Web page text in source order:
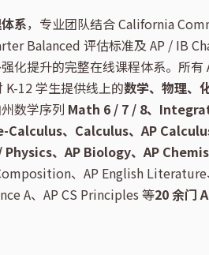
系，专业团队结合 California
Balanced 评估标准及 AP / IB
化提升的完整在线课程体系。所有
12 学生提供线上的数学、物理、
数学序列 Math 6 / 7 / 8、
、Calculus、AP Calculus
、AP Biology、AP
、AP English Literature
A、AP CS Principles 等20 余门